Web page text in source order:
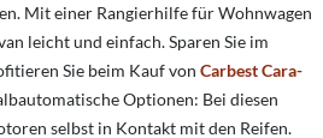
Mit einer Rangierhilfe für Wohnwagen
leicht und einfach.Sparen Sie im
Sie beim Kauf von Carbest Cara-
Optionen: Bei diesen
selbst in Kontakt mit den Reifen.